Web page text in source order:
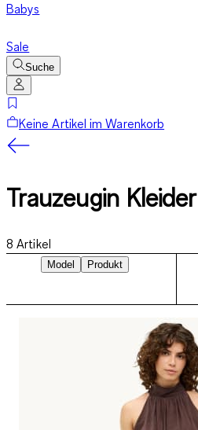
Babys
Sale
Suche
Keine Artikel im Warenkorb
Trauzeugin Kleider
8 Artikel
Model
Produkt